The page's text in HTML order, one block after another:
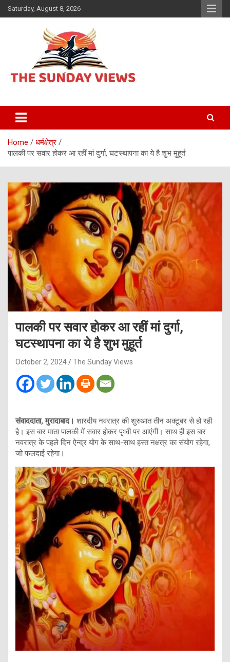
Skip
to
Saturday, August 8, 2026
The Sunday views
Home
धर्मक्षेत्र
पालकी पर सवार होकर आ रहीं मां दुर्गा, घटस्थापना का ये है शुभ मुहूर्त
पालकी पर सवार होकर आ रहीं मां दुर्गा,
घटस्थापना का ये है शुभ मुहूर्त
October 2, 2024 The Sunday Views
संवाददाता, मुरादाबाद।शारदीय नवरात्र की शुरुआत तीन अक्टूबर से हो रही
है। इस बार माता पालकी में सवार होकर पृथ्वी पर आएंगी। साथ ही इस बार
नवरात्र के पहले दिन ऐन्द्र योग के साथ-साथ हस्त नक्षत्र का संयोग रहेगा,
जो फलदाई रहेगा।